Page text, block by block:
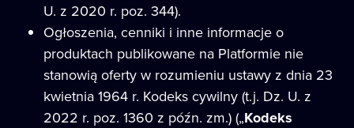
U. z 2020 r. poz. 344).
Ogłoszenia, cenniki i inne informacje o
produktach publikowane na Platformie nie
stanowią oferty w rozumieniu ustawy z dnia 23
kwietnia 1964 r. Kodeks cywilny (t.j. Dz. U. z
2022 r. poz. 1360 z późn. zm.) („Kodeks